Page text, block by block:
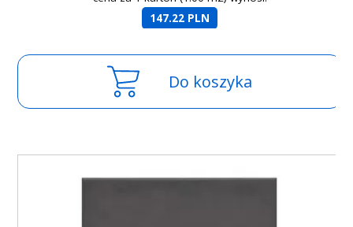
147.22 PLN
Do koszyka